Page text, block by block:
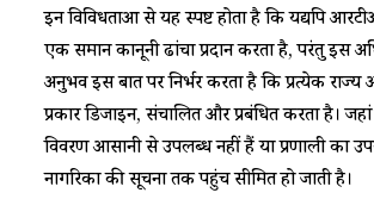
​​इन विविधताओं से यह स्पष्ट होता है कि यद्यपि
एक समान कानूनी ढांचा प्रदान करता है, परंतु इस
अनुभव इस बात पर निर्भर करता है कि प्रत्येक राज्य
प्रकार डिजाइन, संचालित और प्रबंधित करता है।
विवरण आसानी से उपलब्ध नहीं हैं या प्रणाली का
नागरिकों की सूचना तक पहुंच सीमित हो जाती है।​